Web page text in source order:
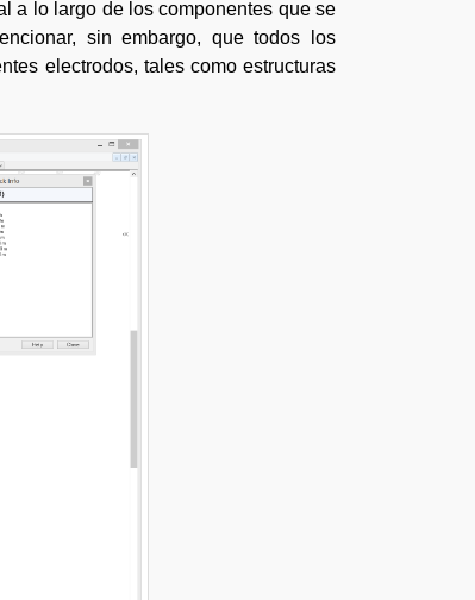
a lo largo de los componentes que se
sin embargo, que todos los
electrodos, tales como estructuras